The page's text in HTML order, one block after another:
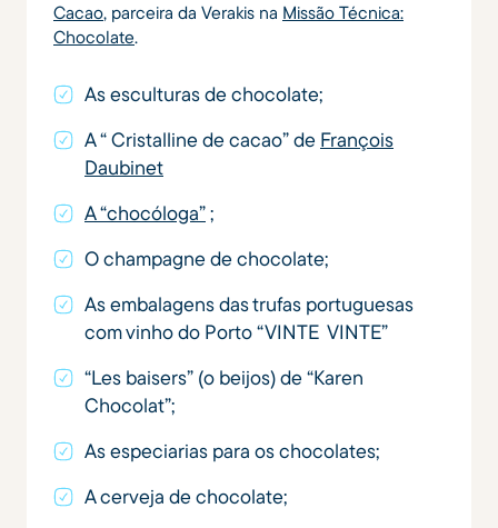
Cacao, parceira da Verakis na Missão Técnica:
Chocolate.
As esculturas de chocolate;
A “ Cristalline de cacao” de François
Daubinet
A “chocóloga”;
O champagne de chocolate;
As embalagens das trufas portuguesas
com vinho do Porto “VINTE VINTE”
“Les baisers” (o beijos) de “Karen
Chocolat”;
As especiarias para os chocolates;
A cerveja de chocolate;